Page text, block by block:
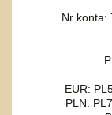
Nr konta:
EUR:
PLN: